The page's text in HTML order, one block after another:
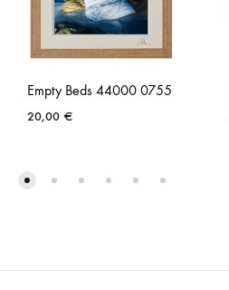
Empty Beds 44000 0755
20,00 €